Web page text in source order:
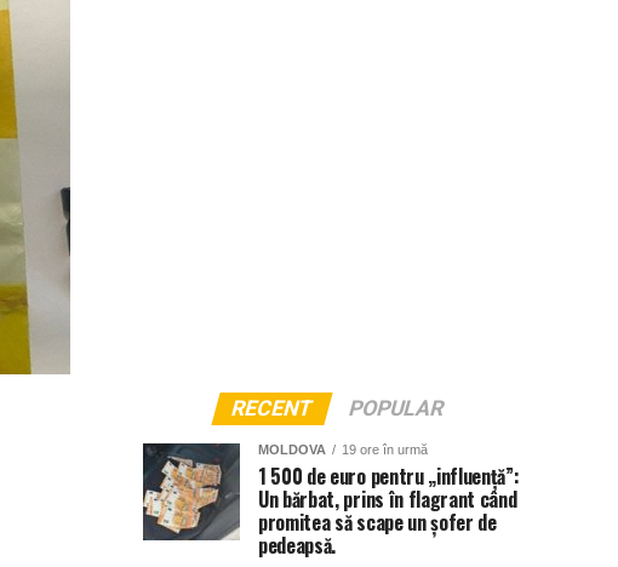
RECENT POPULAR
MOLDOVA 19 ore în urmă
1 500 de euro pentru „influență”:
Un bărbat, prins în flagrant când
promitea să scape un șofer de
pedeapsă.